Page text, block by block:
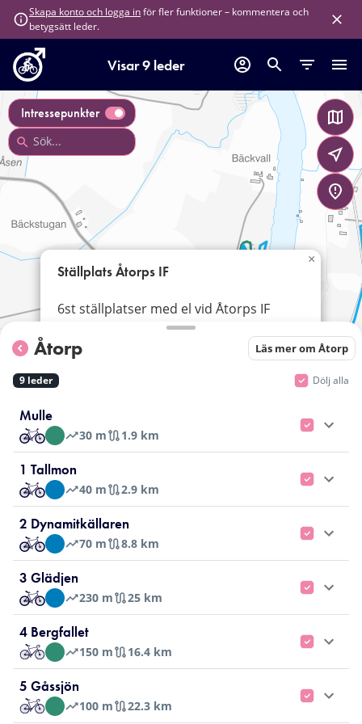
Skapa konto och logga inför fler funktioner – kommentera och
betygsätt leder.
Visar 9 leder
Intressepunkter
2
Ställplats Åtorps IF
6st ställplatser med el vid Åtorps IF
×
Åtorp Läs mer om Åtorp
9 leder Dölj alla
Mulle
30 m 1.9 km
1 Tallmon
40 m 2.9 km
2 Dynamitkällaren
70 m 8.8 km
3 Glädjen
230 m 25 km
4 Bergfallet
150 m 16.4 km
5 Gåssjön
100 m 22.3 km